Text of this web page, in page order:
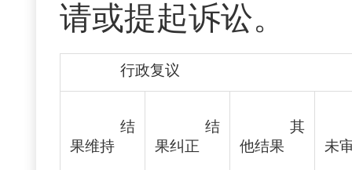
请或提起诉讼。
行政复议
结
果维持
结
果纠正
其
他结果
未